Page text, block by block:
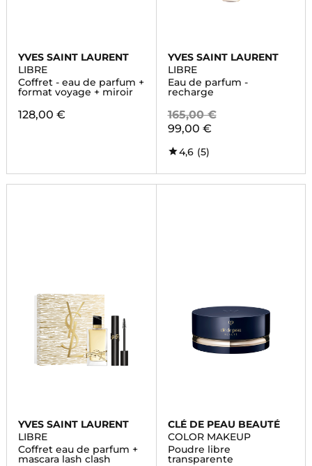
YVES SAINT LAURENT
LIBRE
Coffret - eau de parfum +
format voyage + miroir
128,00 €
YVES SAINT LAURENT
LIBRE
Eau de parfum -
recharge
165,00 €
99,00 €
4,6 (5)
YVES SAINT LAURENT
LIBRE
Coffret eau de parfum +
mascara lash clash
CLÉ DE PEAU BEAUTÉ
COLOR MAKEUP
Poudre libre
transparente